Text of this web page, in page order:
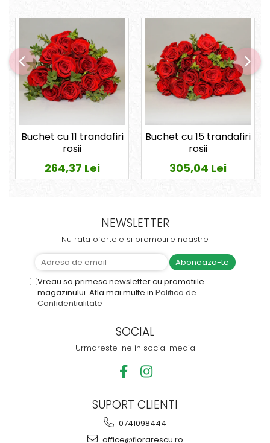
Buchet cu 11 trandafiri
rosii
264,37 Lei
Buchet cu 15 trandafiri
rosii
305,04 Lei
NEWSLETTER
Nu rata ofertele si promotiile noastre
Vreau sa primesc newsletter cu promotiile
magazinului. Afla mai multe in Politica de
Confidentialitate
SOCIAL
Urmareste-ne in social media
SUPORT CLIENTI
0741098444
office@florarescu.ro